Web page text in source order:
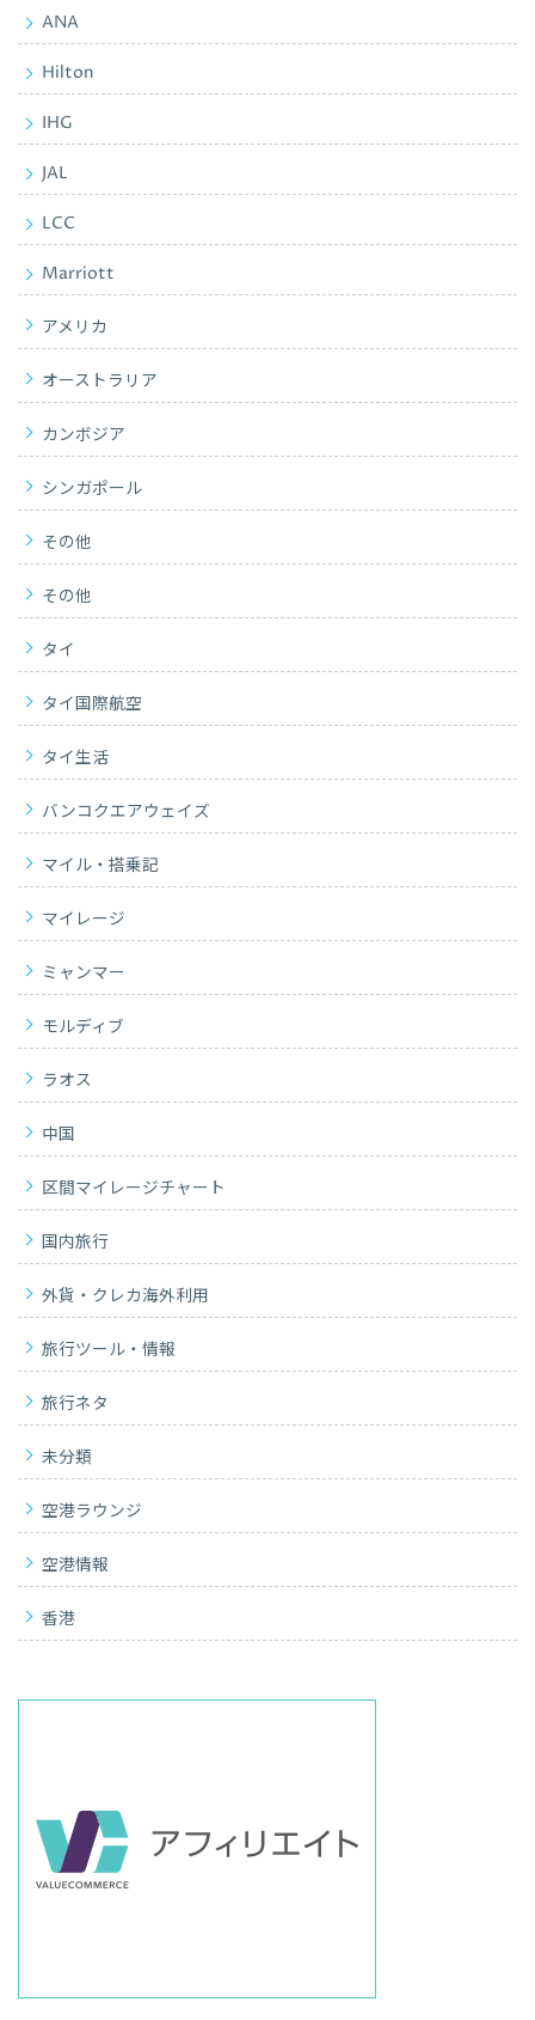
ANA
Hilton
IHG
JAL
LCC
Marriott
アメリカ
オーストラリア
カンボジア
シンガポール
その他
その他
タイ
タイ国際航空
タイ生活
バンコクエアウェイズ
マイル・搭乗記
マイレージ
ミャンマー
モルディブ
ラオス
中国
区間マイレージチャート
国内旅行
外貨・クレカ海外利用
旅行ツール・情報
旅行ネタ
未分類
空港ラウンジ
空港情報
香港